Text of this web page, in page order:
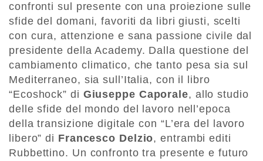
confronti sul presente con una proiezione sulle
sfide del domani, favoriti da libri giusti, scelti
con cura, attenzione e sana passione civile dal
presidente della Academy. Dalla questione del
cambiamento climatico, che tanto pesa sia sul
Mediterraneo, sia sull’Italia, con il libro
“Ecoshock” di Giuseppe Caporale, allo studio
delle sfide del mondo del lavoro nell’epoca
della transizione digitale con “L’era del lavoro
libero” di Francesco Delzio, entrambi editi
Rubbettino. Un confronto tra presente e futuro